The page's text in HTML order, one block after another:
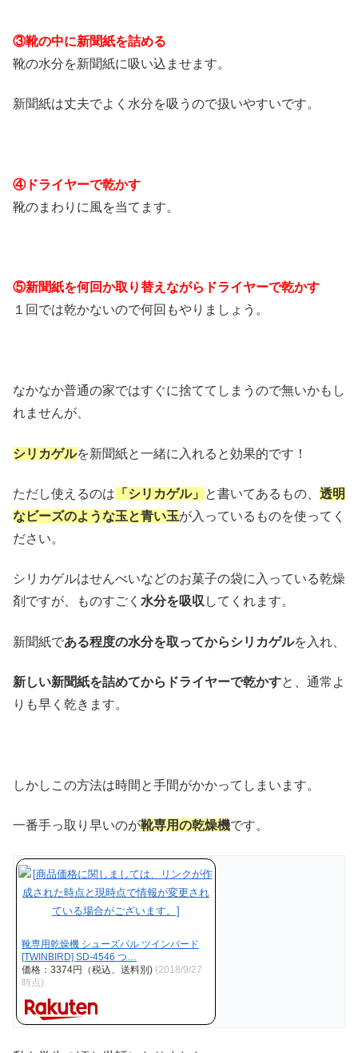
③靴の中に新聞紙を詰める
靴の水分を新聞紙に吸い込ませます。
新聞紙は丈夫でよく水分を吸うので扱いやすいです。
④ドライヤーで乾かす
靴のまわりに風を当てます。
⑤新聞紙を何回か取り替えながらドライヤーで乾かす
１回では乾かないので何回もやりましょう。
なかなか普通の家ではすぐに捨ててしまうので無いかもし
れませんが、
シリカゲルを新聞紙と一緒に入れると効果的です！
ただし使えるのは 「シリカゲル」 と書いてあるもの、 透明
なビーズのような玉と青い玉が入っているものを使ってく
ださい。
シリカゲルはせんべいなどのお菓子の袋に入っている乾燥
剤ですが、ものすごく 水分を吸収してくれます。
新聞紙である程度の水分を取ってからシリカゲルを入れ、
新しい新聞紙を詰めてからドライヤーで乾かすと、通常よ
りも早く乾きます。
しかしこの方法は時間と手間がかかってしまいます。
一番手っ取り早いのが靴専用の乾燥機です。
靴専用乾燥機 シューズパル ツインバード
[TWINBIRD] SD-4546 つ…
価格：3374円（税込、送料別) (2018/9/27
時点)